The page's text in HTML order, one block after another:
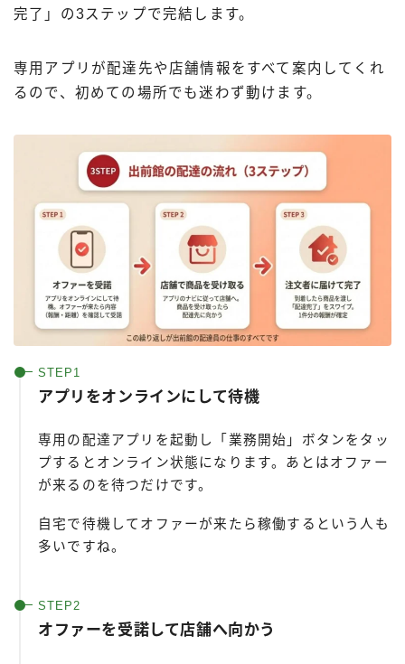
完了」の3ステップで完結します。
専用アプリが配達先や店舗情報をすべて案内してくれ
るので、初めての場所でも迷わず動けます。
アプリをオンラインにして待機
専用の配達アプリを起動し「業務開始」ボタンをタッ
プするとオンライン状態になります。あとはオファー
が来るのを待つだけです。
自宅で待機してオファーが来たら稼働するという人も
多いですね。
オファーを受諾して店舗へ向かう